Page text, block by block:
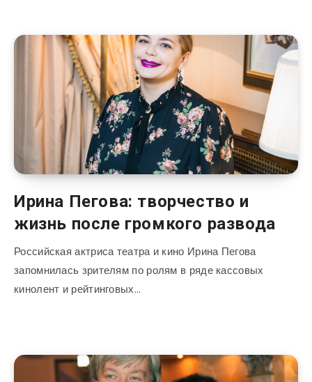
Ирина Пегова: творчество и
жизнь после громкого развода
Российская актриса театра и кино Ирина Пегова
запомнилась зрителям по ролям в ряде кассовых
кинолент и рейтинговых…